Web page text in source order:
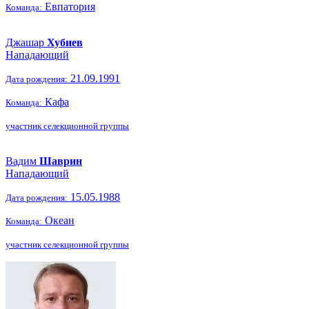
Команда: Евпатория
Джашар Хубиев
Нападающий
Дата рождения: 21.09.1991
Команда: Кафа
участник селекционной группы
Вадим Шаврин
Нападающий
Дата рождения: 15.05.1988
Команда: Океан
участник селекционной группы